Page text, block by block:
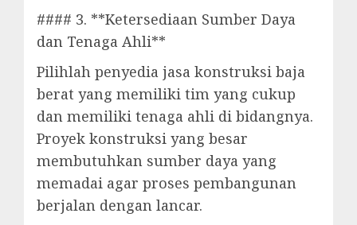
#### 3. **Ketersediaan Sumber Daya
dan Tenaga Ahli**
Pilihlah penyedia jasa konstruksi baja
berat yang memiliki tim yang cukup
dan memiliki tenaga ahli di bidangnya.
Proyek konstruksi yang besar
membutuhkan sumber daya yang
memadai agar proses pembangunan
berjalan dengan lancar.